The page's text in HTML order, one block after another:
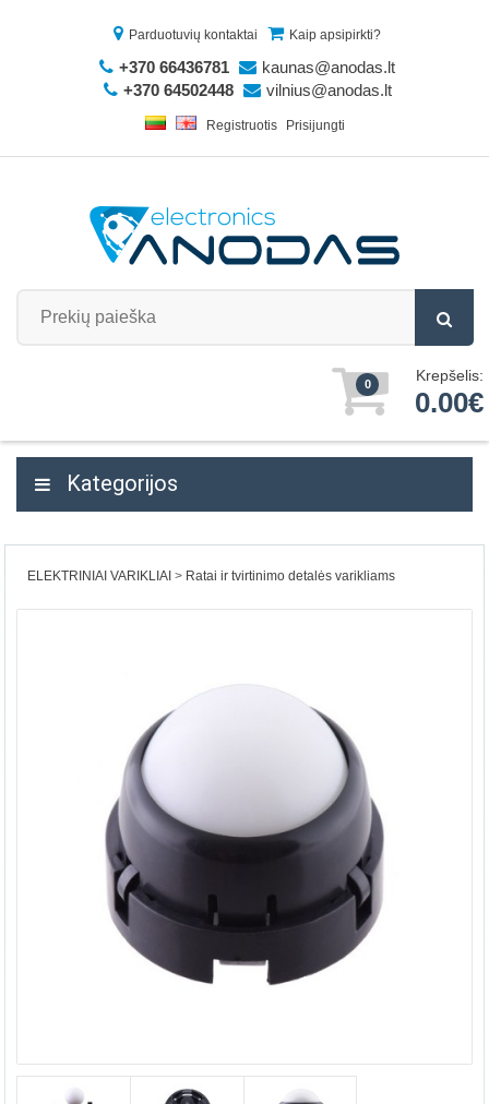
Parduotuvių kontaktai Kaip apsipirkti?
+370 66436781
kaunas@anodas.lt
+370 64502448
vilnius@anodas.lt
Registruotis Prisijungti
0 Krepšelis:
0.00€
Kategorijos
ELEKTRINIAI VARIKLIAI Ratai ir tvirtinimo detalės varikliams